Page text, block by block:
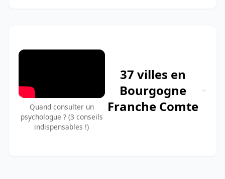
Quand consulter un
psychologue ? (3 conseils
indispensables !)
37 villes en
Bourgogne
Franche Comte